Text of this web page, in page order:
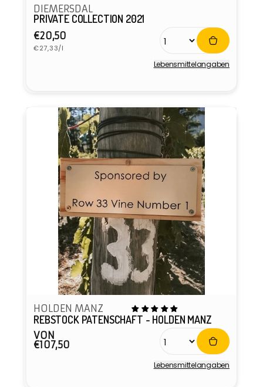
DIEMERSDAL
PRIVATE COLLECTION 2021
Normaler
Preis
€20,50
Grundpreis
€27,33/l
Lebensmittel­angaben
HOLDEN MANZ
REBSTOCK PATENSCHAFT - HOLDEN MANZ
Normaler
Preis
VON
€107,50
Lebensmittel­angaben